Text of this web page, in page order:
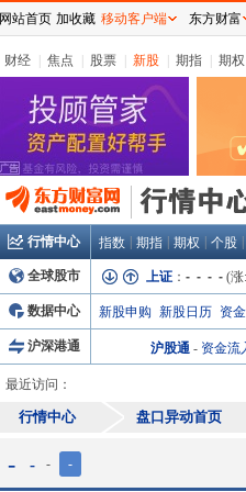
财经 焦点 股票 新股 期指 期权
行情中心 指数 期指 期权 个股
全球股市 上证 ： - - - - (涨:
数据中心 新股申购 新股日历 资
沪深港通 沪股通 - 资金流
最近访问：
行情中心 盘口异动首页
- - - -
网站首页 加收藏 移动客户端 东方财富